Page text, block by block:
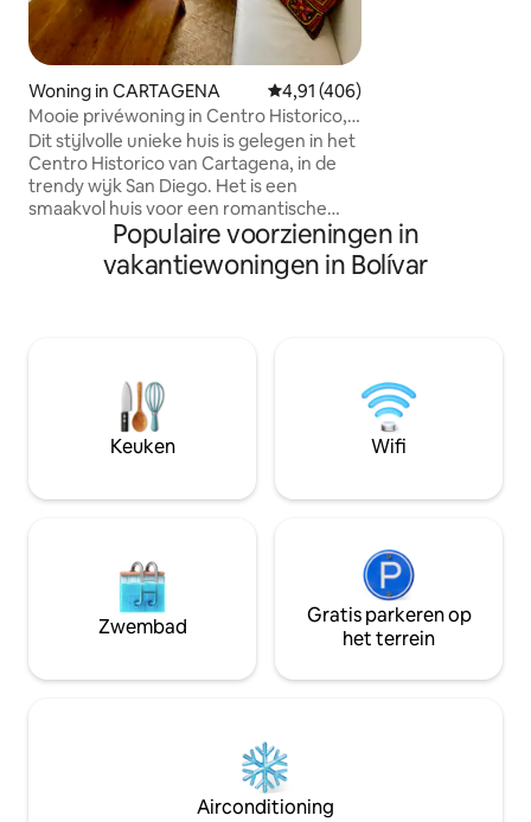
Woning in CARTAGENA Gemiddelde beoordeling van
4,91 (406)
Mooie privéwoning in Centro Historico,
zwembad.
Dit stijlvolle unieke huis is gelegen in het
Centro Historico van Cartagena, in de
trendy wijk San Diego. Het is een
smaakvol huis voor een romantische
schuilplaats. Deze accommodatie biedt
een verfrissend privézwembad, een
klein dakterras dat perfect is voor
Colombiaanse huis ligt direct naast
geweldige bars en restaurants en is
gevuld met geweldige details, hoge
plafonds, houten balken, antiek bad en
handdoeken,
enz. - Bagage
Populaire voorzieningen in
vakantiewoningen in Bolívar
Keuken Wifi
Zwembad
Gratis parkeren op
het terrein
Airconditioning